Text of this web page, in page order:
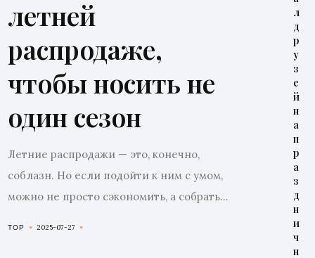
летней
распродаже,
чтобы носить не
один сезон
Летние распродажи — это, конечно,
соблазн. Но если подойти к ним с умом,
можно не просто сэкономить, а собрать...
TOP 2025-07-27
л
д
р
у
з
е
й
н
а
п
р
а
з
д
н
и
ч
н